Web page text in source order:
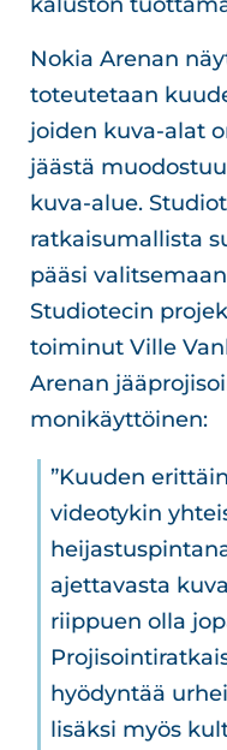
Nokia Arenan
toteutetaan
joiden kuva-alat
jäästä
kuva-alue.
ratkaisumallista
pääsi
Studiotecin
toiminut Ville
Arenan
monikäyttöinen:
”Kuuden
videotykin
ajettavasta
riippuen olla
hyödyntää
lisäksi myös